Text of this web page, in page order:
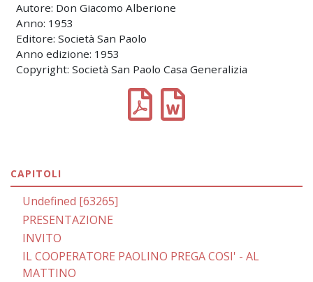
Autore: Don Giacomo Alberione
Anno: 1953
Editore: Società San Paolo
Anno edizione: 1953
Copyright: Società San Paolo Casa Generalizia
CAPITOLI
Undefined [63265]
PRESENTAZIONE
INVITO
IL COOPERATORE PAOLINO PREGA COSI' - AL
MATTINO